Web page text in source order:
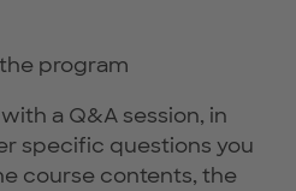
program
a Q&A session, in
specific questions you
course contents, the